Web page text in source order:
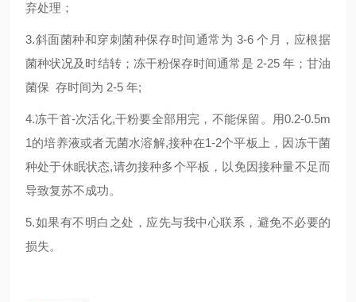
弃处理；
3.斜面菌种和穿刺菌种保存时间通常为 3-6 个月，应根据
菌种状况及时结转；冻干粉保存时间通常是 2-25 年；甘油
菌保 存时间为 2-5 年;
4.冻干首-次活化,干粉要全部用完，不能保留。用0.2-0.5m
1的培养液或者无菌水溶解,接种在1-2个平板上，因冻干菌
种处于休眠状态,请勿接种多个平板，以免因接种量不足而
导致复苏不成功。
5.如果有不明白之处，应先与我中心联系，避免不必要的
损失。